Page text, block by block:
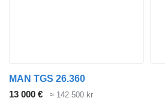
MAN TGS 26.360
13 000 €
≈ 142 500 kr